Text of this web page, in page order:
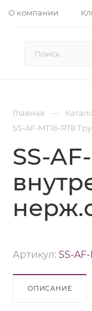
О компании
Главная —
SS-AF-MT16-RT8
SS-
Артикул: SS-
ОПИСАНИЕ